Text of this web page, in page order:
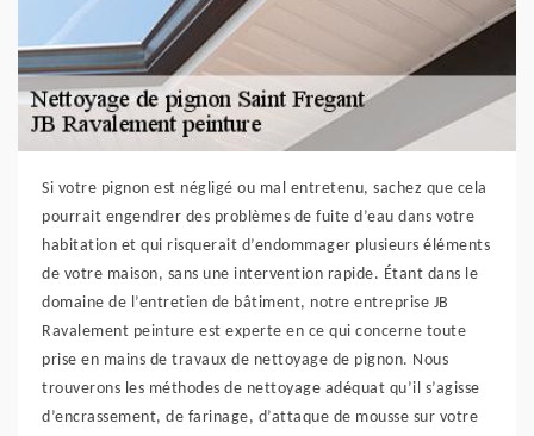
Si votre pignon est négligé ou mal entretenu, sachez que cela
pourrait engendrer des problèmes de fuite d’eau dans votre
habitation et qui risquerait d’endommager plusieurs éléments
de votre maison, sans une intervention rapide. Étant dans le
domaine de l’entretien de bâtiment, notre entreprise JB
Ravalement peinture est experte en ce qui concerne toute
prise en mains de travaux de nettoyage de pignon. Nous
trouverons les méthodes de nettoyage adéquat qu’il s’agisse
d’encrassement, de farinage, d’attaque de mousse sur votre